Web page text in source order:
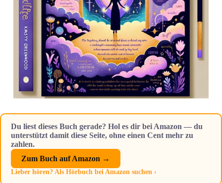
Du liest dieses Buch gerade? Hol es dir bei Amazon — du
unterstützt damit diese Seite, ohne einen Cent mehr zu
zahlen.
Zum Buch auf Amazon →
Lieber hören? Als Hörbuch bei Amazon suchen ›